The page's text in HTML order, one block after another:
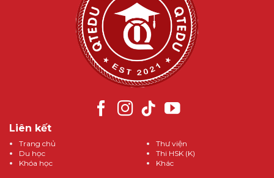
Liên kết
Trang chủ
Du học
Khóa học
Thư viện
Thi HSK (K)
Khác